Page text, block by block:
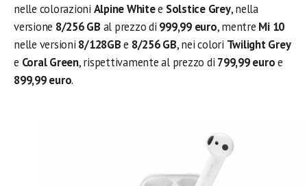
nelle colorazioni Alpine Whitee Solstice Grey, nella
versione 8/256 GB al prezzo di 999,99 euro, mentre Mi 10
nelle versioni 8/128GBe 8/256 GB, nei colori Twilight Grey
e Coral Green, rispettivamente al prezzo di 799,99 euroe
899,99 euro.